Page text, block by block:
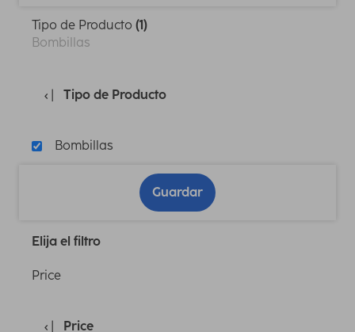
Tipo de Producto (1)
Bombillas
Tipo de Producto
Bombillas
Guardar
Elija el filtro
Price
Price